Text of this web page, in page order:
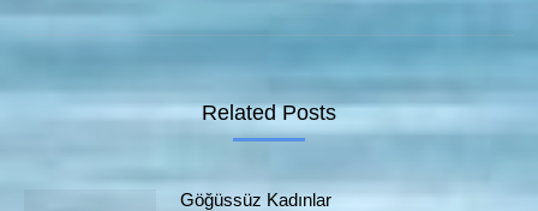
Related Posts
Göğüssüz Kadınlar